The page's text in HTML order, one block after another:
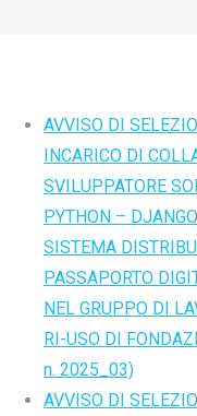
AVVISO DI
INCARICO DI
SVILUPPATORE
PYTHON –
SISTEMA
PASSAPORTO
NEL GRUPPO DI
RI-USO DI
n. 2025_03)
AVVISO DI